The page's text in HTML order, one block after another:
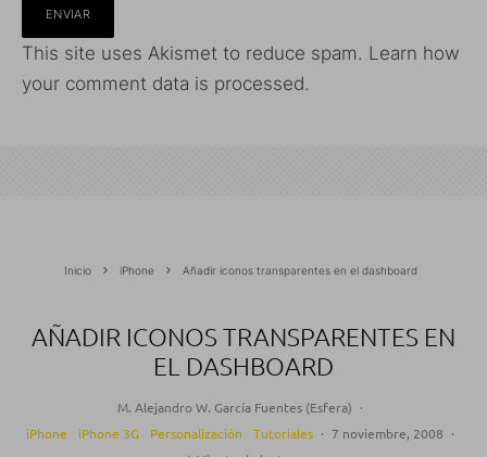
This site uses Akismet to reduce spam. Learn how
your comment data is processed.
Inicio iPhone Añadir iconos transparentes en el dashboard
AÑADIR ICONOS TRANSPARENTES EN
EL DASHBOARD
M. Alejandro W. García Fuentes (Esfera) ·
iPhone
iPhone 3G Personalización Tutoriales · 7 noviembre, 2008 ·